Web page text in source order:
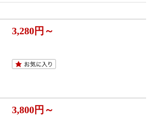
3,280円～
3,800円～